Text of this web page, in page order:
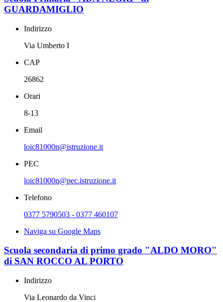
GUARDAMIGLIO
Indirizzo
Via Umberto I
CAP
26862
Orari
8-13
Email
loic81000n@istruzione.it
PEC
loic81000n@pec.istruzione.it
Telefono
0377 5790503 - 0377 460107
Naviga su Google Maps
Scuola secondaria di primo grado "ALDO MORO"
di SAN ROCCO AL PORTO
Indirizzo
Via Leonardo da Vinci